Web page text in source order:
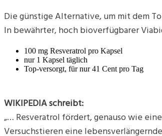
Die günstige Alternative, um mit dem
In bewährter, hoch bioverfügbarer
100 mg Resveratrol pro Kapsel
nur 1 Kapsel täglich
Top-versorgt, für nur 41 Cent pro Tag
WIKIPEDIA schreibt:
„… Resveratrol fördert, genauso wie
Versuchstieren eine